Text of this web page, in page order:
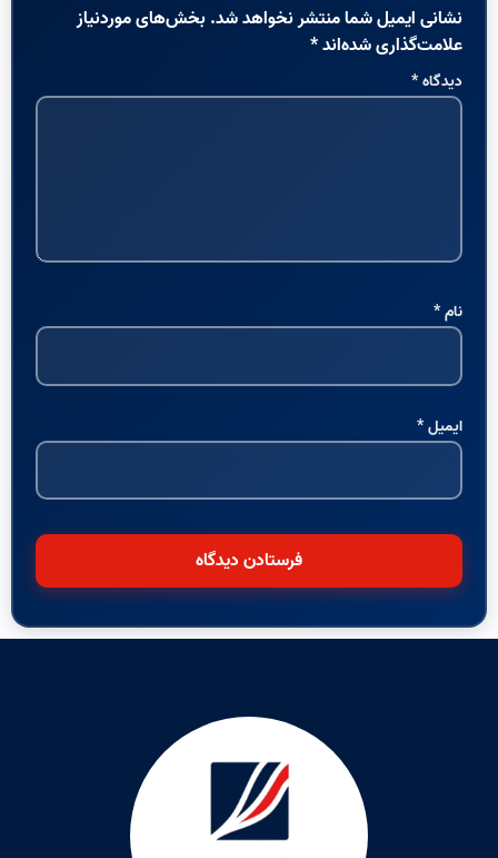
نشانی ایمیل شما منتشر نخواهد شد.بخش‌های موردنیاز
علامت‌گذاری شده‌اند*
دیدگاه*
نام*
ایمیل*